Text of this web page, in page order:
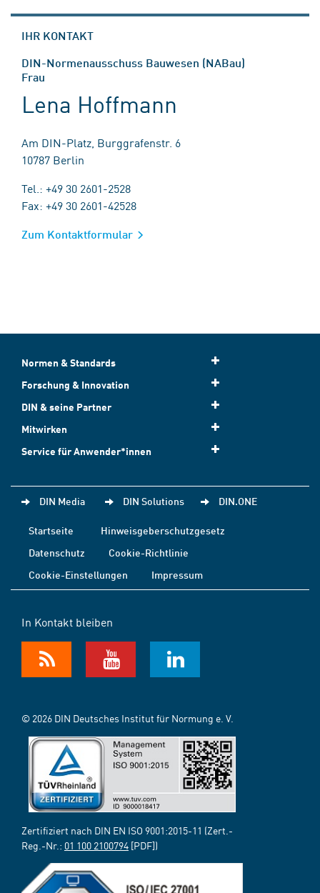
IHR KONTAKT
DIN-Normenausschuss Bauwesen (NABau)
Frau
Lena Hoffmann
Am DIN-Platz, Burggrafenstr. 6
10787 Berlin
Tel.: +49 30 2601-2528
Fax: +49 30 2601-42528
Zum Kontaktformular
Normen & Standards
Forschung & Innovation
DIN & seine Partner
Mitwirken
Service für Anwender*innen
DIN Media DIN Solutions DIN.ONE
Startseite
Hinweisgeberschutzgesetz
Datenschutz
Cookie-Richtlinie
Cookie-Einstellungen
Impressum
In Kontakt bleiben
© 2026 DIN Deutsches Institut für Normung e. V.
Zertifiziert nach DIN EN ISO 9001:2015-11 (Zert.-
Reg.-Nr.: 01 100 2100794 [PDF])